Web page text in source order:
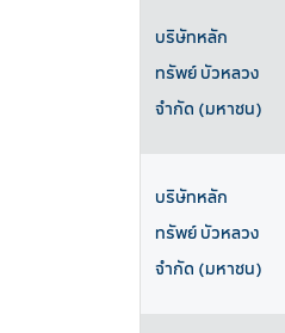
บริษัทหลัก
ทรัพย์ บัวหลวง
จำกัด (มหาชน)
บริษัทหลัก
ทรัพย์ บัวหลวง
จำกัด (มหาชน)